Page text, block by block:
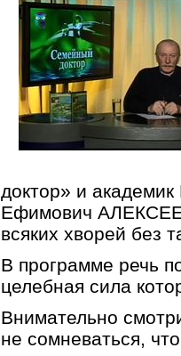
доктор» и
Ефимович
всяких хворей без
В программе речь
целебная сила
Внимательно
не сомневаться,